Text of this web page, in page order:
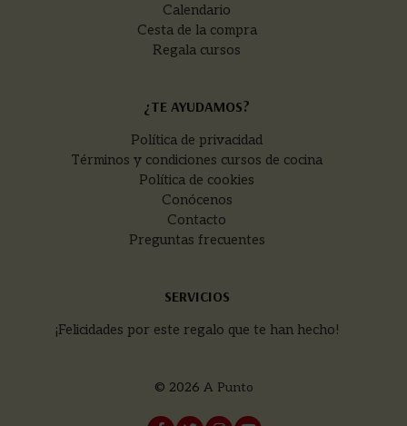
Calendario
Cesta de la compra
Regala cursos
¿TE AYUDAMOS?
Política de privacidad
Términos y condiciones cursos de cocina
Política de cookies
Conócenos
Contacto
Preguntas frecuentes
SERVICIOS
¡Felicidades por este regalo que te han hecho!
© 2026 A Punto